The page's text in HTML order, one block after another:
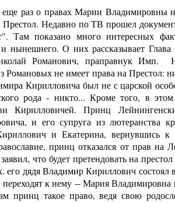
раз о правах Марии Владимировны и
Престол. Недавно по ТВ прошел
Там показано много интересных
нынешнего. О них рассказывает
Романович, праправнук Имп.
Романовых не имеет права на Престол:
Кирилловича был не с царской
рода - никто... Кроме того, в
Кирилловичей. Принц
и его супруга из лютеранства
и Екатерина, вернувшись к
принц отказался от прав на
что будет претендовать на
его дядя Владимир Кириллович состоял
переходят к нему -- Мария Владимировна
принц такое право, ведя свою